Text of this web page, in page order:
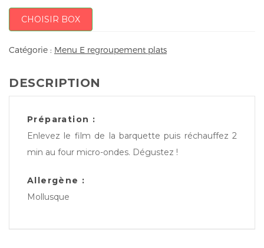
CHOISIR BOX
Catégorie : Menu E regroupement plats
DESCRIPTION
Préparation :
Enlevez le film de la barquette puis réchauffez 2
min au four micro-ondes. Dégustez !
Allergène :
Mollusque